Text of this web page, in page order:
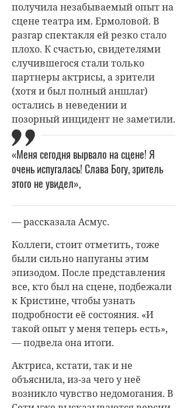
получила незабываемый опыт на
сцене театра им. Ермоловой. В
разгар спектакля ей резко стало
плохо. К счастью, свидетелями
случившегося стали только
партнеры актрисы, а зрители
(хотя и был полный аншлаг)
остались в неведении и
позорный инцидент не заметили.
«Меня сегодня вырвало на сцене! Я
очень испугалась! Слава Богу, зритель
этого не увидел»,
— рассказала Асмус.
Коллеги, стоит отметить, тоже
были сильно напуганы этим
эпизодом. После представления
все, кто был на сцене, подбежали
к Кристине, чтобы узнать
подробности её состояния. «И
такой опыт у меня теперь есть»,
— подвела она итоги.
Актриса, кстати, так и не
объяснила, из-за чего у неё
возникло чувство недомогания. В